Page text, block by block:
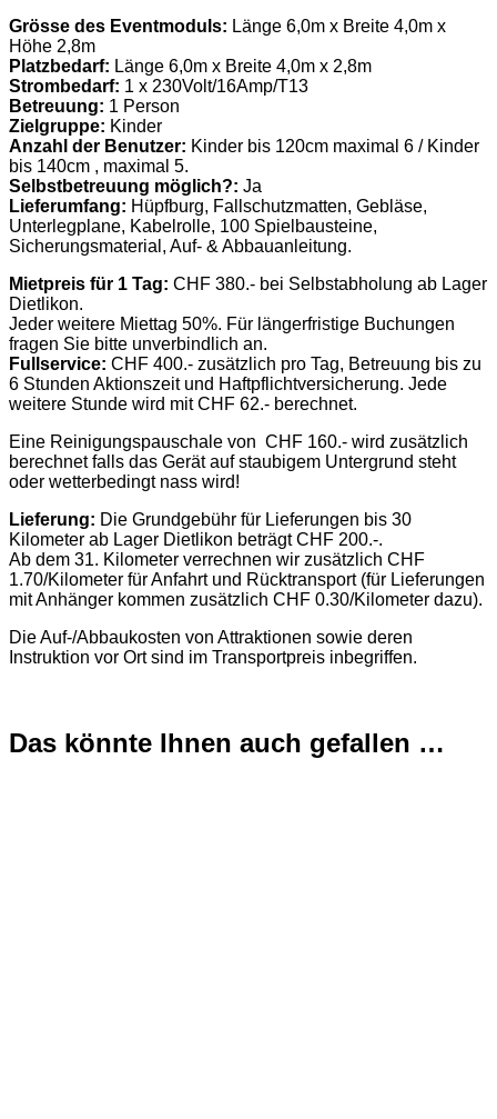
Grösse des Eventmoduls: Länge 6,0m x Breite 4,0m x
Höhe 2,8m
Platzbedarf: Länge 6,0m x Breite 4,0m x 2,8m
Strombedarf: 1 x 230Volt/16Amp/T13
Betreuung: 1 Person
Zielgruppe: Kinder
Anzahl der Benutzer: Kinder bis 120cm maximal 6 / Kinder
bis 140cm , maximal 5.
Selbstbetreuung möglich?: Ja
Lieferumfang: Hüpfburg, Fallschutzmatten, Gebläse,
Unterlegplane, Kabelrolle, 100 Spielbausteine,
Sicherungsmaterial, Auf- & Abbauanleitung.
Mietpreis für 1 Tag: CHF 380.- bei Selbstabholung ab Lager
Dietlikon.
Jeder weitere Miettag 50%. Für längerfristige Buchungen
fragen Sie bitte unverbindlich an.
Fullservice: CHF 400.- zusätzlich pro Tag, Betreuung bis zu
6 Stunden Aktionszeit und Haftpflichtversicherung. Jede
weitere Stunde wird mit CHF 62.- berechnet.
Eine Reinigungspauschale von CHF 160.- wird zusätzlich
berechnet falls das Gerät auf staubigem Untergrund steht
oder wetterbedingt nass wird!
Lieferung: Die Grundgebühr für Lieferungen bis 30
Kilometer ab Lager Dietlikon beträgt CHF 200.-.
Ab dem 31. Kilometer verrechnen wir zusätzlich CHF
1.70/Kilometer für Anfahrt und Rücktransport (für Lieferungen
mit Anhänger kommen zusätzlich CHF 0.30/Kilometer dazu).
Die Auf-/Abbaukosten von Attraktionen sowie deren
Instruktion vor Ort sind im Transportpreis inbegriffen.
Das könnte Ihnen auch gefallen …